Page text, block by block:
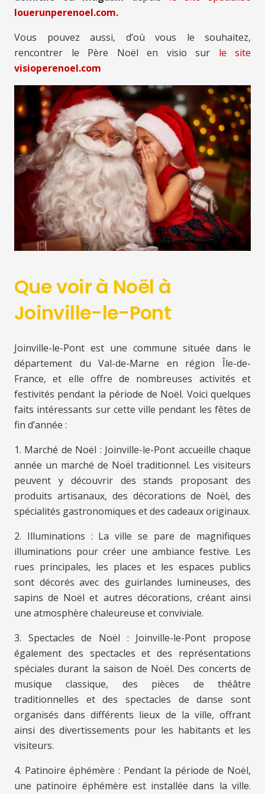
louerunperenoel.com.
Vous pouvez aussi, d’où vous le souhaitez,
rencontrer le Père Noël en visio sur le site
visioperenoel.com
Que voir à Noël à
Joinville-le-Pont
Joinville-le-Pont est une commune située dans le
département du Val-de-Marne en région Île-de-
France, et elle offre de nombreuses activités et
festivités pendant la période de Noël. Voici quelques
faits intéressants sur cette ville pendant les fêtes de
fin d’année :
1. Marché de Noël : Joinville-le-Pont accueille chaque
année un marché de Noël traditionnel. Les visiteurs
peuvent y découvrir des stands proposant des
produits artisanaux, des décorations de Noël, des
spécialités gastronomiques et des cadeaux originaux.
2. Illuminations : La ville se pare de magnifiques
illuminations pour créer une ambiance festive. Les
rues principales, les places et les espaces publics
sont décorés avec des guirlandes lumineuses, des
sapins de Noël et autres décorations, créant ainsi
une atmosphère chaleureuse et conviviale.
3. Spectacles de Noël : Joinville-le-Pont propose
également des spectacles et des représentations
spéciales durant la saison de Noël. Des concerts de
musique classique, des pièces de théâtre
traditionnelles et des spectacles de danse sont
organisés dans différents lieux de la ville, offrant
ainsi des divertissements pour les habitants et les
visiteurs.
4. Patinoire éphémère : Pendant la période de Noël,
une patinoire éphémère est installée dans la ville.